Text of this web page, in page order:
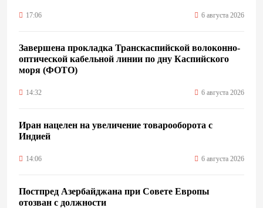
17:06 6 августа 2026
Завершена прокладка Транскаспийской волоконно-
оптической кабельной линии по дну Каспийского
моря (ФОТО)
14:32 6 августа 2026
Иран нацелен на увеличение товарооборота с
Индией
14:06 6 августа 2026
Постпред Азербайджана при Совете Европы
отозван с должности